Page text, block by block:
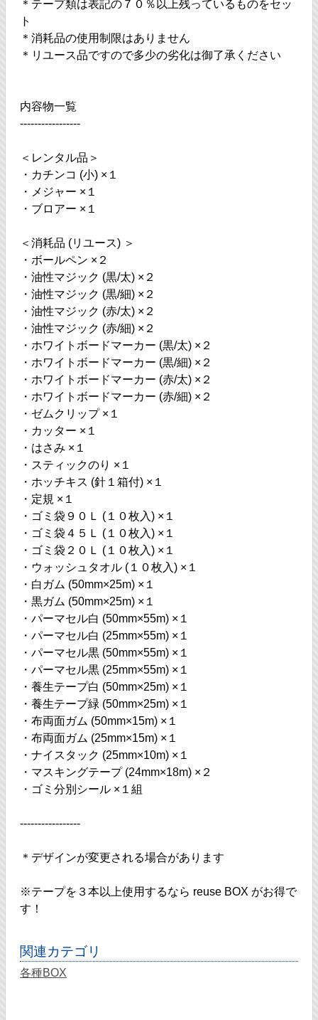
＊テープ類は表記の７０％以上残っているものをセッ
ト
＊消耗品の使用制限はありません
＊リユース品ですので多少の劣化は御了承ください
内容物一覧
-----------------
＜レンタル品＞
・カチンコ (小) ×１
・メジャー ×１
・ブロアー ×１
＜消耗品 (リユース) ＞
・ボールペン ×２
・油性マジック (黒/太) ×２
・油性マジック (黒/細) ×２
・油性マジック (赤/太) ×２
・油性マジック (赤/細) ×２
・ホワイトボードマーカー (黒/太) ×２
・ホワイトボードマーカー (黒/細) ×２
・ホワイトボードマーカー (赤/太) ×２
・ホワイトボードマーカー (赤/細) ×２
・ゼムクリップ ×１
・カッター ×１
・はさみ ×１
・スティックのり ×１
・ホッチキス (針１箱付) ×１
・定規 ×１
・ゴミ袋９０Ｌ (１０枚入) ×１
・ゴミ袋４５Ｌ (１０枚入) ×１
・ゴミ袋２０Ｌ (１０枚入) ×１
・ウォッシュタオル (１０枚入) ×１
・白ガム (50mm×25m) ×１
・黒ガム (50mm×25m) ×１
・パーマセル白 (50mm×55m) ×１
・パーマセル白 (25mm×55m) ×１
・パーマセル黒 (50mm×55m) ×１
・パーマセル黒 (25mm×55m) ×１
・養生テープ白 (50mm×25m) ×１
・養生テープ緑 (50mm×25m) ×１
・布両面ガム (50mm×15m) ×１
・布両面ガム (25mm×15m) ×１
・ナイスタック (25mm×10m) ×１
・マスキングテープ (24mm×18m) ×２
・ゴミ分別シール ×１組
-----------------
＊デザインが変更される場合があります
※テープを３本以上使用するなら reuse BOX がお得で
す！
関連カテゴリ
各種BOX